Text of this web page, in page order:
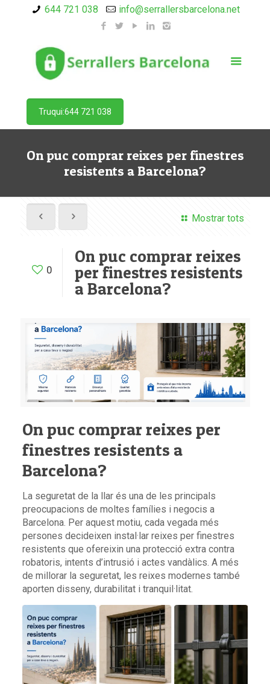
644 721 038 info@serrallersbarcelona.net
Truqui:644 721 038
On puc comprar reixes per finestres
resistents a Barcelona?
Mostrar tots
0
On puc comprar reixes
per finestres resistents
a Barcelona?
On puc comprar reixes per
finestres resistents a
Barcelona?
La seguretat de la llar és una de les principals
preocupacions de moltes famílies i negocis a
Barcelona. Per aquest motiu, cada vegada més
persones decideixen instal·lar reixes per finestres
resistents que ofereixin una protecció extra contra
robatoris, intents d’intrusió i actes vandàlics. A més
de millorar la seguretat, les reixes modernes també
aporten disseny, durabilitat i tranquil·litat.